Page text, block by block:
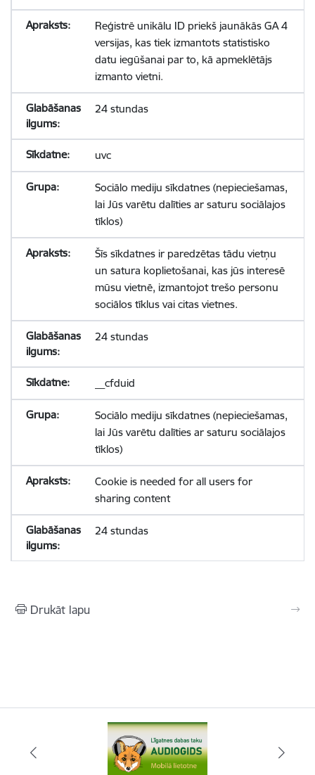
Reģistrē unikālu ID priekš jaunākās GA 4
versijas, kas tiek izmantots statistisko
datu iegūšanai par to, kā apmeklētājs
izmanto vietni.
24 stundas
uvc
Sociālo mediju sīkdatnes (nepieciešamas,
lai Jūs varētu dalīties ar saturu sociālajos
tīklos)
Šīs sīkdatnes ir paredzētas tādu vietņu
un satura koplietošanai, kas jūs interesē
mūsu vietnē, izmantojot trešo personu
sociālos tīklus vai citas vietnes.
24 stundas
__cfduid
Sociālo mediju sīkdatnes (nepieciešamas,
lai Jūs varētu dalīties ar saturu sociālajos
tīklos)
Cookie is needed for all users for
sharing content
24 stundas
Drukāt lapu